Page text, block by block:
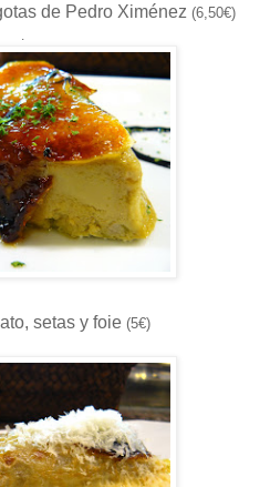
de Pedro Ximénez (6,50€)
.
setas y foie (5€)